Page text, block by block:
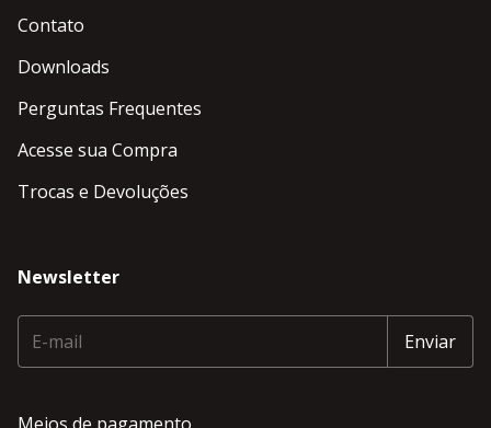
Contato
Downloads
Perguntas Frequentes
Acesse sua Compra
Trocas e Devoluções
Newsletter